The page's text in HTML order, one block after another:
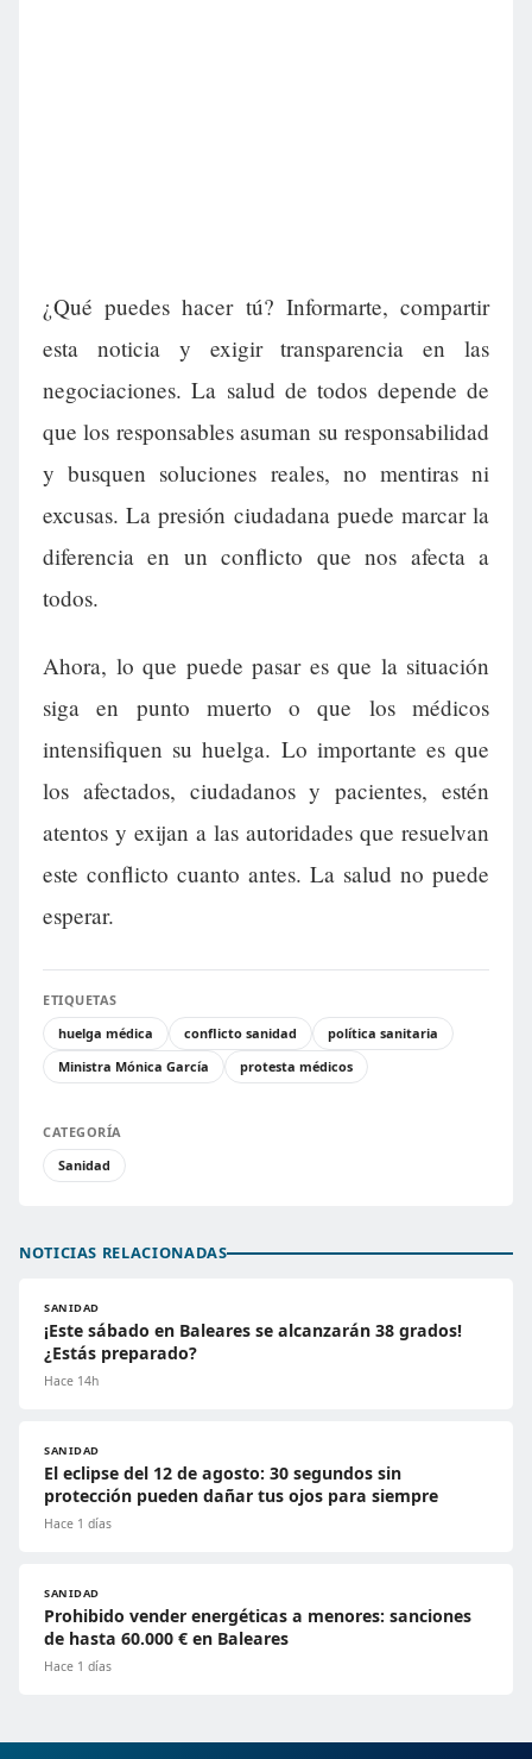
¿Qué puedes hacer tú? Informarte, compartir
esta noticia y exigir transparencia en las
negociaciones. La salud de todos depende de
que los responsables asuman su responsabilidad
y busquen soluciones reales, no mentiras ni
excusas. La presión ciudadana puede marcar la
diferencia en un conflicto que nos afecta a
todos.
Ahora, lo que puede pasar es que la situación
siga en punto muerto o que los médicos
intensifiquen su huelga. Lo importante es que
los afectados, ciudadanos y pacientes, estén
atentos y exijan a las autoridades que resuelvan
este conflicto cuanto antes. La salud no puede
esperar.
ETIQUETAS
huelga médica
conflicto sanidad
política sanitaria
Ministra Mónica García
protesta médicos
CATEGORÍA
Sanidad
NOTICIAS RELACIONADAS
SANIDAD
¡Este sábado en Baleares se alcanzarán 38 grados!
¿Estás preparado?
Hace 14h
SANIDAD
El eclipse del 12 de agosto: 30 segundos sin
protección pueden dañar tus ojos para siempre
Hace 1 días
SANIDAD
Prohibido vender energéticas a menores: sanciones
de hasta 60.000 € en Baleares
Hace 1 días